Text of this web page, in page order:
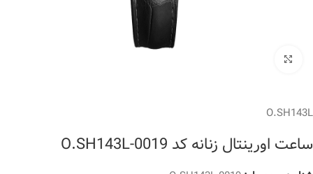
O.SH143L
ساعت اورینتال زنانه کد O.SH143L-0019